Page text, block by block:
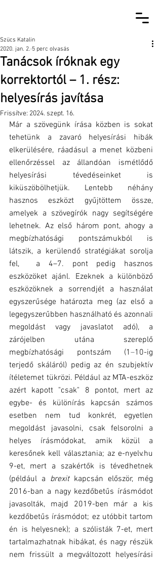
Tanácsok íróknak egy
korrektortól – 1. rész:
helyesírás javítása
Szücs Katalin
2020. jan. 2. 5 perc olvasás
Frissítve: 2024. szept. 16.
Már a szövegünk írása közben is sokat
tehetünk a zavaró helyesírási hibák
elkerülésére, ráadásul a menet közbeni
ellenőrzéssel az állandóan ismétlődő
helyesírási tévedéseinket is
kiküszöbölhetjük. Lentebb néhány
hasznos eszközt gyűjtöttem össze,
amelyek a szövegírók nagy segítségére
lehetnek. Az első három pont, ahogy a
megbízhatósági pontszámukból is
látszik, a kerülendő stratégiákat sorolja
fel,  a 4–7. pont pedig hasznos
eszközöket ajánl. Ezeknek a különböző
eszközöknek a sorrendjét a használat
egyszerűsége határozta meg (az első a
legegyszerűbben használható és azonnali
megoldást vagy javaslatot adó), a
zárójelben utána szereplő
megbízhatósági pontszám (1 –10-ig
terjedő skáláról) pedig az én szubjektív
ítéletemet tükrözi. Például az MTA-eszköz
azért kapott "csak" 8 pontot, mert az
egybe- és különírás kapcsán számos
esetben nem tud konkrét, egyetlen
megoldást javasolni, csak felsorolni a
helyes írásmódokat, amik közül a
keresőnek kell választania; az e-nyelv.hu
9-et, mert a szakértők is tévedhetnek
(például a brexit kapcsán először, még
2016-ban a nagy kezdőbetűs írásmódot
javasolták, majd 2019-ben már a kis
kezdőbetűs írásmódot; ez utóbbit tartom
én is helyesnek); a szólisták 7-et, mert
tartalmazhatnak hibákat, és nagy részük
nem frissült a megváltozott helyesírási